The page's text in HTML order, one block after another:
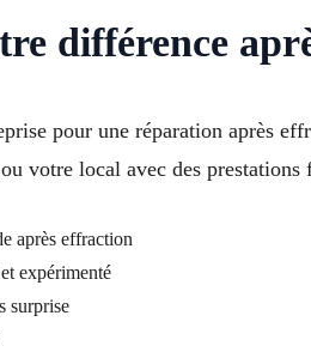
différence
pour une réparation après
votre local avec des prestations
après effraction
expérimenté
surprise